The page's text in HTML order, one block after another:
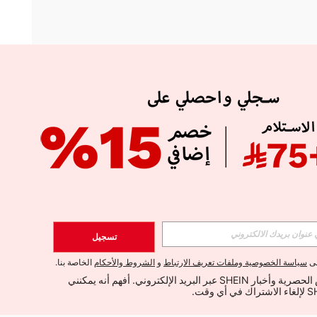
APP
الإشتراك
اشتراك
تسجيل
سياسة الخصوصية وملفات تعريف الارتباط و الشروط والأحكام الخاصة بنا.
أود تلقي العروض الحصرية وأخبار SHEIN عبر البريد الإلكتروني. أفهم أنه يمكنني